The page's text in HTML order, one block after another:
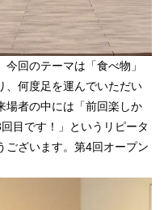
回のテーマは「食べ物」
、何度足を運んでいただい
場者の中には「前回楽しか
目です！」というリピータ
ございます。第4回オープン